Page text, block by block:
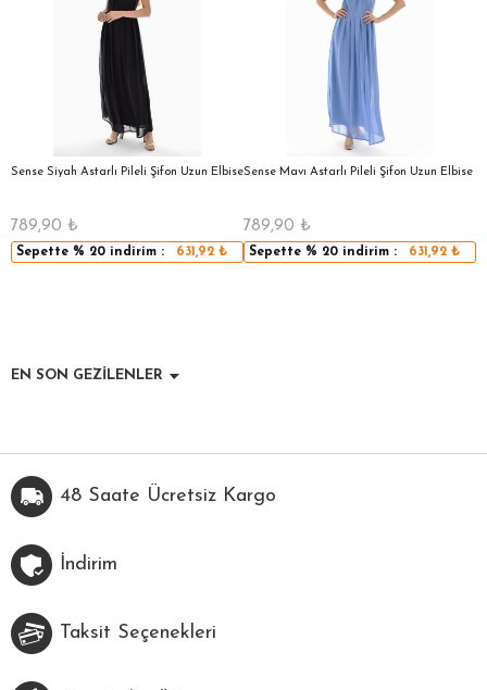
Sense Siyah Astarlı Pileli Şifon Uzun Elbise
789,90 ₺
Sepette % 20 indirim : 631,92₺
Sense Mavı Astarlı Pileli Şifon Uzun Elbise
789,90 ₺
Sepette % 20 indirim : 631,92₺
EN SON GEZİLENLER
48 Saate Ücretsiz Kargo
İndirim
Taksit Seçenekleri